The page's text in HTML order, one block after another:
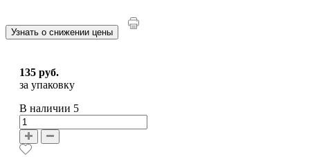
Узнать о снижении цены
135 руб.
за упаковку
В наличии 5